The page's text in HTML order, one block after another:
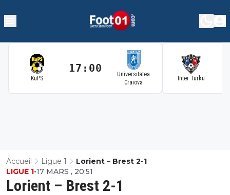
KuPS
17:00
Universitatea
Craiova
Inter Turku
Accueil Ligue 1 Lorient – Brest 2-1
Lorient – Brest 2-1
LIGUE 1•17 MARS , 20:51